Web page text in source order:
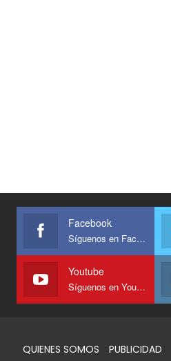
Facebook
Síguenos en Facebook
Youtube
Síguenos en Youtube
QUIENES SOMOS PUBLICIDAD